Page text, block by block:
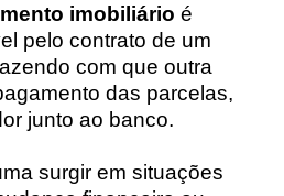
imobiliário é
pelo contrato de um
com que outra
das parcelas,
junto ao banco.
surgir em situações